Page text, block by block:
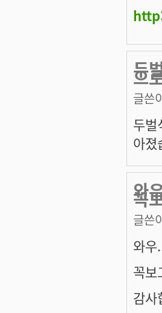
두
으
글쓴
두벌
아
와
꼭
글쓴
와우
꼭보
감사